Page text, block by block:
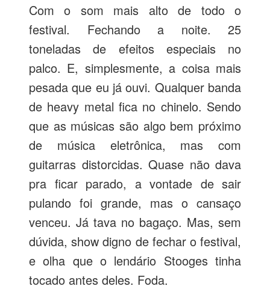
Com o som mais alto de todo o
festival. Fechando a noite. 25
toneladas de efeitos especiais no
palco. E, simplesmente, a coisa mais
pesada que eu já ouvi. Qualquer banda
de heavy metal fica no chinelo. Sendo
que as músicas são algo bem próximo
de música eletrônica, mas com
guitarras distorcidas. Quase não dava
pra ficar parado, a vontade de sair
pulando foi grande, mas o cansaço
venceu. Já tava no bagaço. Mas, sem
dúvida, show digno de fechar o festival,
e olha que o lendário Stooges tinha
tocado antes deles. Foda.